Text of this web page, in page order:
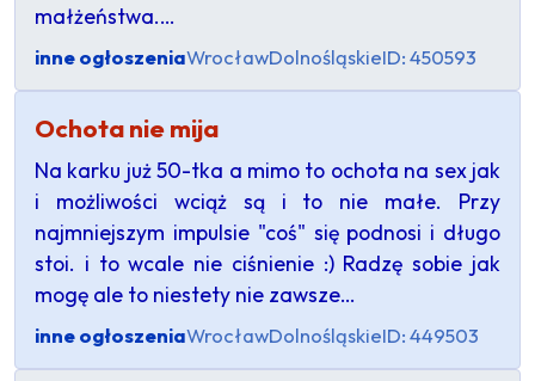
małżeństwa.…
inne ogłoszeniaWrocławDolnośląskieID: 450593
Ochota nie mija
Na karku już 50-tka a mimo to ochota na sex jak
i możliwości wciąż są i to nie małe. Przy
najmniejszym impulsie "coś" się podnosi i długo
stoi. i to wcale nie ciśnienie :) Radzę sobie jak
mogę ale to niestety nie zawsze…
inne ogłoszeniaWrocławDolnośląskieID: 449503